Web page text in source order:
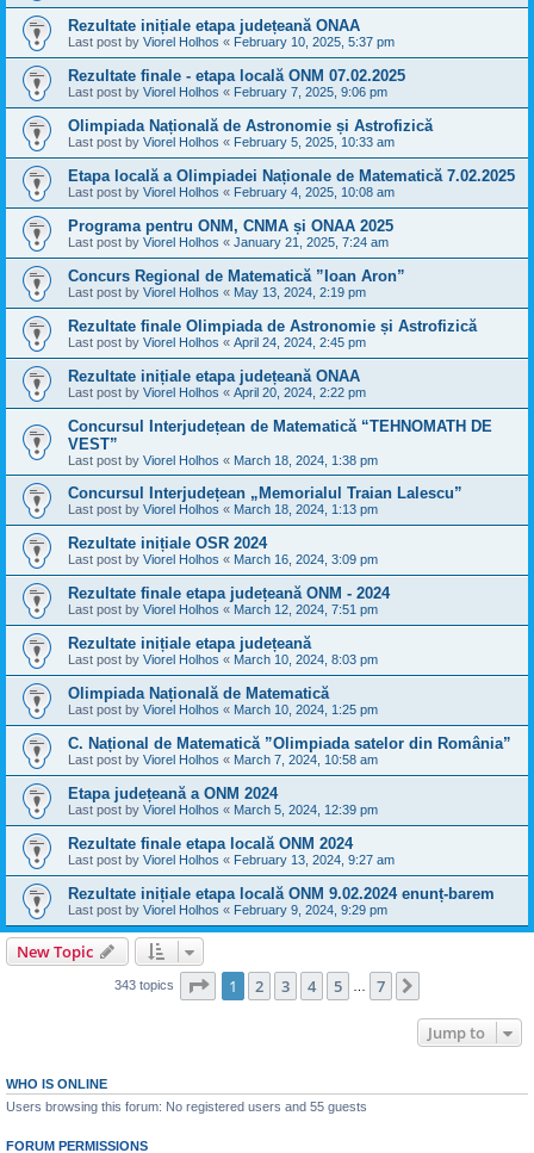
Rezultate inițiale etapa județeană ONAA
Last post by Viorel Holhos « February 10, 2025, 5:37 pm
Rezultate finale - etapa locală ONM 07.02.2025
Last post by Viorel Holhos « February 7, 2025, 9:06 pm
Olimpiada Națională de Astronomie și Astrofizică
Last post by Viorel Holhos « February 5, 2025, 10:33 am
Etapa locală a Olimpiadei Naționale de Matematică 7.02.2025
Last post by Viorel Holhos « February 4, 2025, 10:08 am
Programa pentru ONM, CNMA și ONAA 2025
Last post by Viorel Holhos « January 21, 2025, 7:24 am
Concurs Regional de Matematică ”Ioan Aron”
Last post by Viorel Holhos « May 13, 2024, 2:19 pm
Rezultate finale Olimpiada de Astronomie și Astrofizică
Last post by Viorel Holhos « April 24, 2024, 2:45 pm
Rezultate inițiale etapa județeană ONAA
Last post by Viorel Holhos « April 20, 2024, 2:22 pm
Concursul Interjudețean de Matematică “TEHNOMATH DE
VEST”
Last post by Viorel Holhos « March 18, 2024, 1:38 pm
Concursul Interjudețean „Memorialul Traian Lalescu”
Last post by Viorel Holhos « March 18, 2024, 1:13 pm
Rezultate inițiale OSR 2024
Last post by Viorel Holhos « March 16, 2024, 3:09 pm
Rezultate finale etapa județeană ONM - 2024
Last post by Viorel Holhos « March 12, 2024, 7:51 pm
Rezultate inițiale etapa județeană
Last post by Viorel Holhos « March 10, 2024, 8:03 pm
Olimpiada Națională de Matematică
Last post by Viorel Holhos « March 10, 2024, 1:25 pm
C. Național de Matematică ”Olimpiada satelor din România”
Last post by Viorel Holhos « March 7, 2024, 10:58 am
Etapa județeană a ONM 2024
Last post by Viorel Holhos « March 5, 2024, 12:39 pm
Rezultate finale etapa locală ONM 2024
Last post by Viorel Holhos « February 13, 2024, 9:27 am
Rezultate inițiale etapa locală ONM 9.02.2024 enunț-barem
Last post by Viorel Holhos « February 9, 2024, 9:29 pm
New Topic
343 topics Page 1of 7
1 2 3 4 5 7
Jump to
WHO IS ONLINE
Users browsing this forum: No registered users and 55 guests
FORUM PERMISSIONS